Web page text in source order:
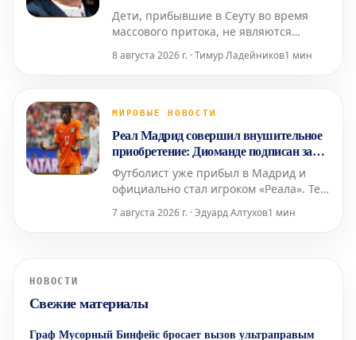
Дети, прибывшие в Сеуту во время
массового притока, не являются
что Сантьяго Абаскаль называет их
дегуманизируют их. Штурм границы
спецслужбах, степени лояльности сот
8 августа 2026 г. · Тимур Ладейников1 мин
МИРОВЫЕ НОВОСТИ
Реал Мадрид совершил внушительное
приобретение: Диоманде подписан за
~130 миллионов евро до 2033 года
Футболист уже прибыл в Мадрид и
официально стал игроком «Реала». Тем
Винисиуса на продление контракта, а
7 августа 2026 г. · Эдуард Алтухов1 мин
НОВОСТИ
Свежие материалы
Граф Мусорный Бинфейс бросает вызов ультраправым